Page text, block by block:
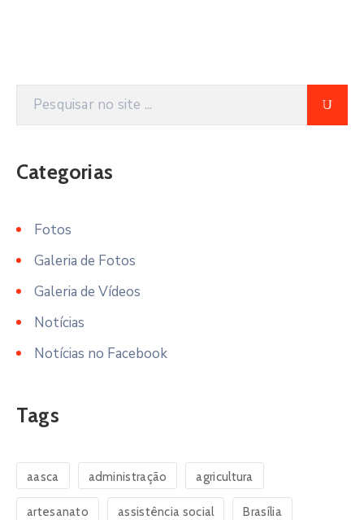
Categorias
Fotos
Galeria de Fotos
Galeria de Vídeos
Notícias
Notícias no Facebook
Tags
aasca administração agricultura
artesanato assistência social Brasília